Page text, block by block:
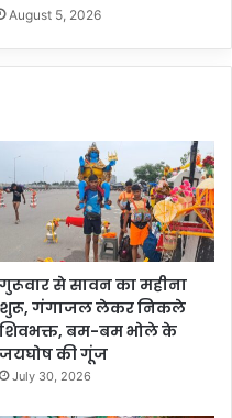
August 5, 2026
गुरूवार से सावन का महीना
शुरू, गंगाजल लेकर निकले
शिवभक्त, बम-बम भोले के
जयघोष की गूंज
July 30, 2026